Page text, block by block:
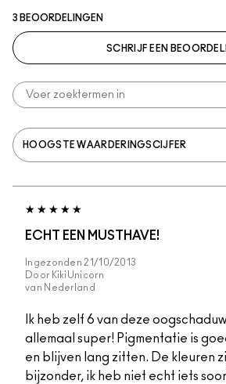
3 BEOORDELINGEN
SCHRIJF EEN
ECHT EEN MUSTHAVE!
Ingezonden 21/10/2013
Door KikiUnicorn
van Nederland
Ik heb zelf 6 van deze
allemaal super! Pigmentatie is
en blijven lang zitten. De kleuren
bijzonder, ik heb niet echt iets